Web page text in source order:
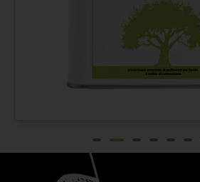
Olio Extravergine di